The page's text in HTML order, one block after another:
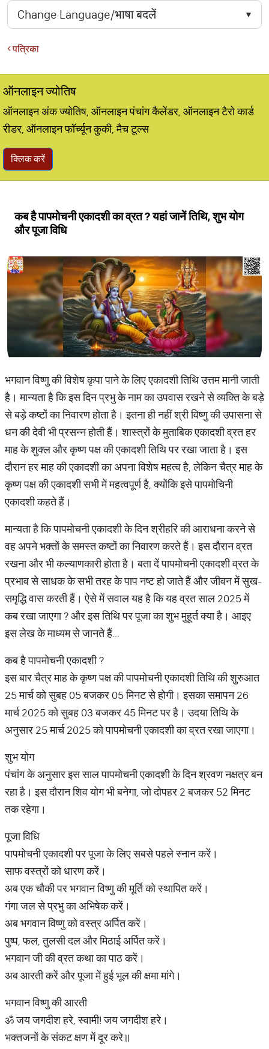
पत्रिका
ऑनलाइन ज्योतिष
ऑनलाइन अंक ज्योतिष, ऑनलाइन पंचांग कैलेंडर, ऑनलाइन टैरो कार्ड
रीडर, ऑनलाइन फॉर्च्यून कुकी, मैच टूल्स
क्लिक करें
कब है पापमोचनी एकादशी का व्रत ? यहां जानें तिथि, शुभ योग
और पूजा विधि
भगवान विष्णु की विशेष कृपा पाने के लिए एकादशी तिथि उत्तम मानी जाती
है। मान्यता है कि इस दिन प्रभु के नाम का उपवास रखने से व्यक्ति के बड़े
से बड़े कष्टों का निवारण होता है। इतना ही नहीं श्री विष्णु की उपासना से
धन की देवी भी प्रसन्न होती हैं। शास्त्रों के मुताबिक एकादशी व्रत हर
माह के शुक्ल और कृष्ण पक्ष की एकादशी तिथि पर रखा जाता है। इस
दौरान हर माह की एकादशी का अपना विशेष महत्व है, लेकिन चैत्र माह के
कृष्ण पक्ष की एकादशी सभी में महत्वपूर्ण है, क्योंकि इसे पापमोचिनी
एकादशी कहते हैं।
मान्यता है कि पापमोचनी एकादशी के दिन श्रीहरि की आराधना करने से
वह अपने भक्तों के समस्त कष्टों का निवारण करते हैं। इस दौरान व्रत
रखना और भी कल्याणकारी होता है। बता दें पापमोचनी एकादशी व्रत के
प्रभाव से साधक के सभी तरह के पाप नष्ट हो जाते हैं और जीवन में सुख-
समृद्धि वास करती हैं। ऐसे में सवाल यह है कि यह व्रत साल 2025 में
कब रखा जाएगा ? और इस तिथि पर पूजा का शुभ मुहूर्त क्या है। आइए
इस लेख के माध्यम से जानते हैं...
कब है पापमोचनी एकादशी ?
इस बार चैत्र माह के कृष्ण पक्ष की पापमोचनी एकादशी तिथि की शुरुआत
25 मार्च को सुबह 05 बजकर 05 मिनट से होगी। इसका समापन 26
मार्च 2025 को सुबह 03 बजकर 45 मिनट पर है। उदया तिथि के
अनुसार 25 मार्च 2025 को पापमोचनी एकादशी का व्रत रखा जाएगा।
शुभ योग
पंचांग के अनुसार इस साल पापमोचनी एकादशी के दिन श्रवण नक्षत्र बन
रहा है। इस दौरान शिव योग भी बनेगा, जो दोपहर 2 बजकर 52 मिनट
तक रहेगा।
पूजा विधि
पापमोचनी एकादशी पर पूजा के लिए सबसे पहले स्नान करें।
साफ वस्त्रों को धारण करें।
अब एक चौकी पर भगवान विष्णु की मूर्ति को स्थापित करें।
गंगा जल से प्रभु का अभिषेक करें।
अब भगवान विष्णु को वस्त्र अर्पित करें।
पुष्प, फल, तुलसी दल और मिठाई अर्पित करें।
भगवान जी की व्रत कथा का पाठ करें।
अब आरती करें और पूजा में हुई भूल की क्षमा मांगे।
भगवान विष्णु की आरती
ॐ जय जगदीश हरे, स्वामी! जय जगदीश हरे।
भक्तजनों के संकट क्षण में दूर करे॥